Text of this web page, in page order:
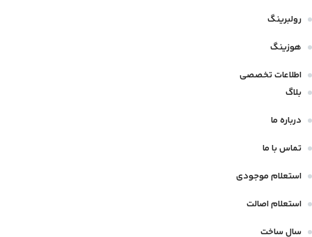
رولبرینگ
هوزینگ
اطلاعات تخصصی
بلاگ
درباره ما
تماس با ما
استعلام موجودی
استعلام اصالت
سال ساخت